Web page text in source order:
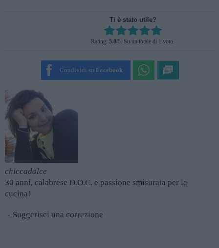
Ti è stato utile?
Rate this item:
SUBMIT RATING
Rating: 5.0/5. Su un totale di 1 voto.
Condividi su Facebook
chiccadolce
30 anni, calabrese D.O.C. e passione smisurata per la
cucina!
Suggerisci una correzione